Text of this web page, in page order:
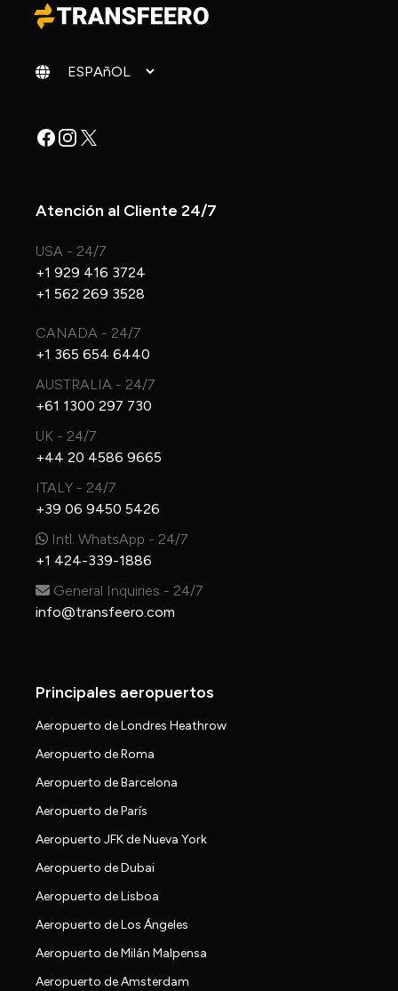
Cambiar idioma
Facebook
Instagram
X
Atención al Cliente 24/7
USA - 24/7
+1 929 416 3724
+1 562 269 3528
CANADA - 24/7
+1 365 654 6440
AUSTRALIA - 24/7
+61 1300 297 730
UK - 24/7
+44 20 4586 9665
ITALY - 24/7
+39 06 9450 5426
Intl. WhatsApp - 24/7
+1 424-339-1886
General Inquiries - 24/7
info@transfeero.com
Principales aeropuertos
Aeropuerto de Londres Heathrow
Aeropuerto de Roma
Aeropuerto de Barcelona
Aeropuerto de París
Aeropuerto JFK de Nueva York
Aeropuerto de Dubai
Aeropuerto de Lisboa
Aeropuerto de Los Ángeles
Aeropuerto de Milán Malpensa
Aeropuerto de Amsterdam